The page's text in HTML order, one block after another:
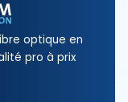
optique en
pro à prix